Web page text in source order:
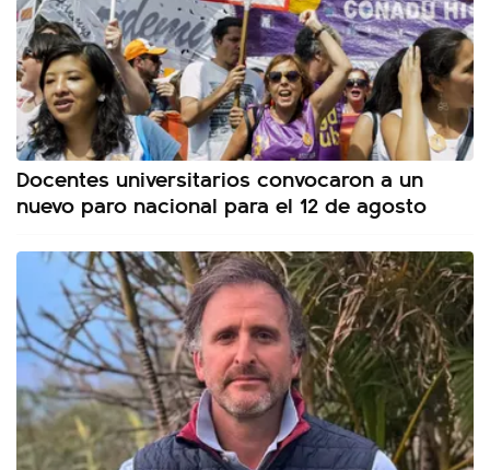
Docentes universitarios convocaron a un
nuevo paro nacional para el 12 de agosto